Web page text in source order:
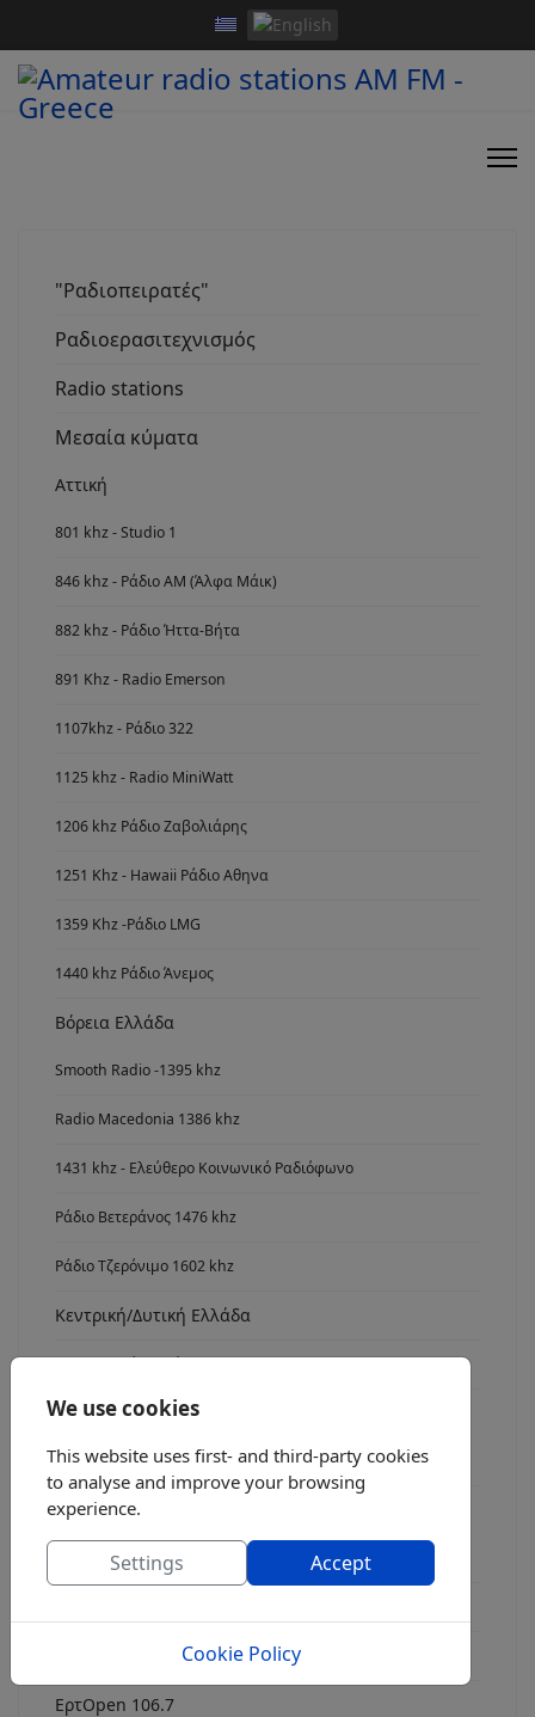
"Ραδιοπειρατές"
Ραδιοερασιτεχνισμός
Radio stations
Μεσαία κύματα
Αττική
801 khz - Studio 1
846 khz - Ράδιο ΑΜ (Άλφα Μάικ)
882 khz - Ράδιο Ήττα-Βήτα
891 Khz - Radio Emerson
1107khz - Ράδιο 322
1125 khz - Radio MiniWatt
1206 khz Ράδιο Ζαβολιάρης
1251 Khz - Hawaii Ράδιο Αθηνα
1359 Khz -Ράδιο LMG
1440 khz Ράδιο Άνεμος
Βόρεια Ελλάδα
Smooth Radio -1395 khz
Radio Macedonia 1386 khz
1431 khz - Ελεύθερο Κοινωνικό Ραδιόφωνο
Ράδιο Βετεράνος 1476 khz
Ράδιο Τζερόνιμο 1602 khz
Κεντρική/Δυτική Ελλάδα
Ανατολική Ελλάδα
Νότια Ελλάδα
Radio Asyrmatos 1134 khz
FM stereo
Ράδιο fm7
ΕρτOpen 106.7
We use cookies
This website uses first- and third-party cookies
to analyse and improve your browsing
experience.
Settings Accept
Cookie Policy